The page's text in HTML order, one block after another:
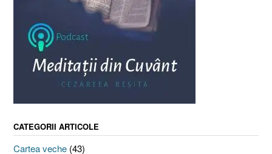
CATEGORII ARTICOLE
Cartea veche (43)